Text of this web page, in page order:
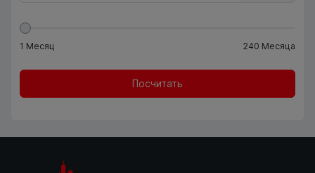
1 Месяц 240 Месяца
Посчитать